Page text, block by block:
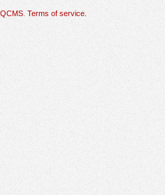
QCMS Terms of service.